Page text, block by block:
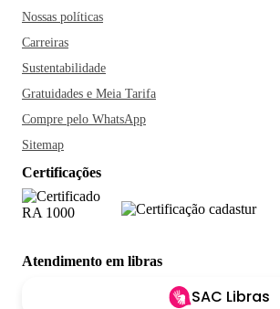
Nossas políticas
Carreiras
Sustentabilidade
Gratuidades e Meia Tarifa
Compre pelo WhatsApp
Sitemap
Certificações
Atendimento em libras
SAC Libras